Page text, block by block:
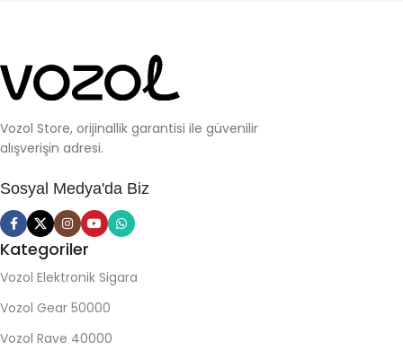
Vozol Store, orijinallik garantisi ile güvenilir
alışverişin adresi.
Sosyal Medya'da Biz
Kategoriler
Vozol Elektronik Sigara
Vozol Gear 50000
Vozol Rave 40000